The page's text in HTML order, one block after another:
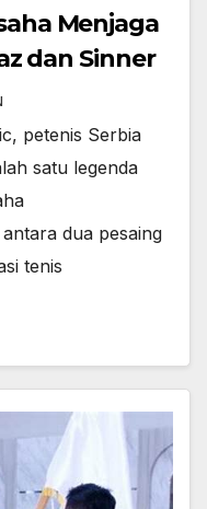
Menjaga
dan Sinner
petenis Serbia
satu legenda
dua pesaing
tenis